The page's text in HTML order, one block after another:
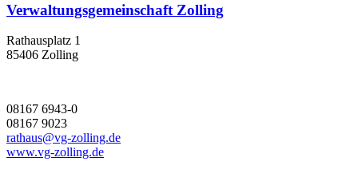
Verwaltungsgemeinschaft Zolling
Rathausplatz 1
85406 Zolling
08167 6943-0
08167 9023
rathaus@vg-zolling.de
www.vg-zolling.de